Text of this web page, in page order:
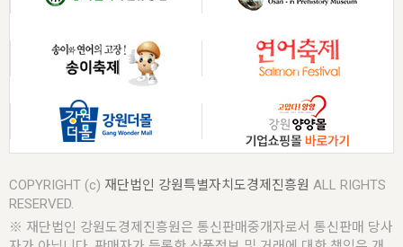
COPYRIGHT (c) 재단법인 강원특별자치도경제진흥원 ALL RIGHTS
RESERVED.
※ 재단법인 강원도경제진흥원은 통신판매중개자로서 통신판매 당사